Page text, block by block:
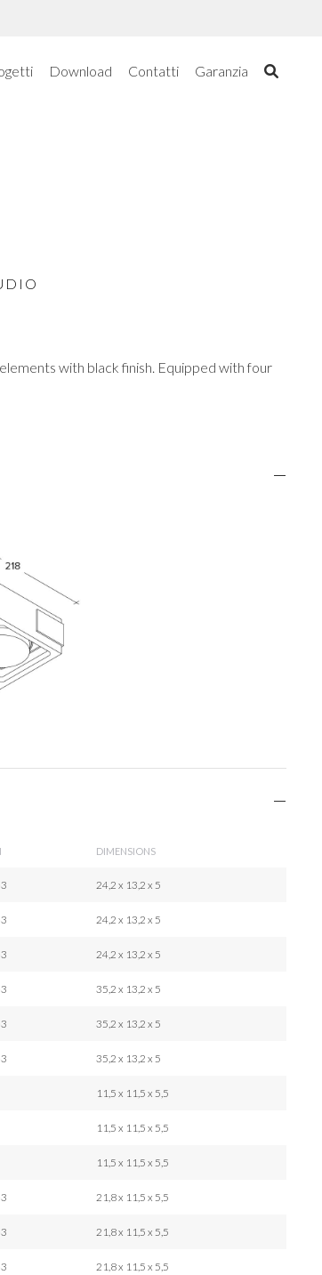
Download Contatti Garanzia
with black finish. Equipped with four
DIMENSIONS
24,2 x 13,2 x 5
24,2 x 13,2 x 5
24,2 x 13,2 x 5
35,2 x 13,2 x 5
35,2 x 13,2 x 5
35,2 x 13,2 x 5
11,5 x 11,5 x 5,5
11,5 x 11,5 x 5,5
11,5 x 11,5 x 5,5
21,8 x 11,5 x 5,5
21,8 x 11,5 x 5,5
21,8 x 11,5 x 5,5